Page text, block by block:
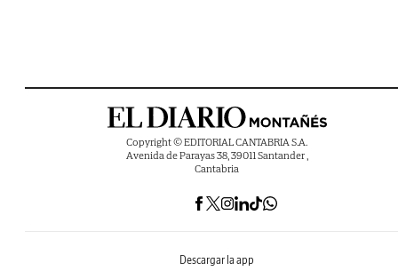
Copyright © EDITORIAL CANTABRIA S.A.
Avenida de Parayas 38, 39011 Santander ,
Cantabria
Descargar la app